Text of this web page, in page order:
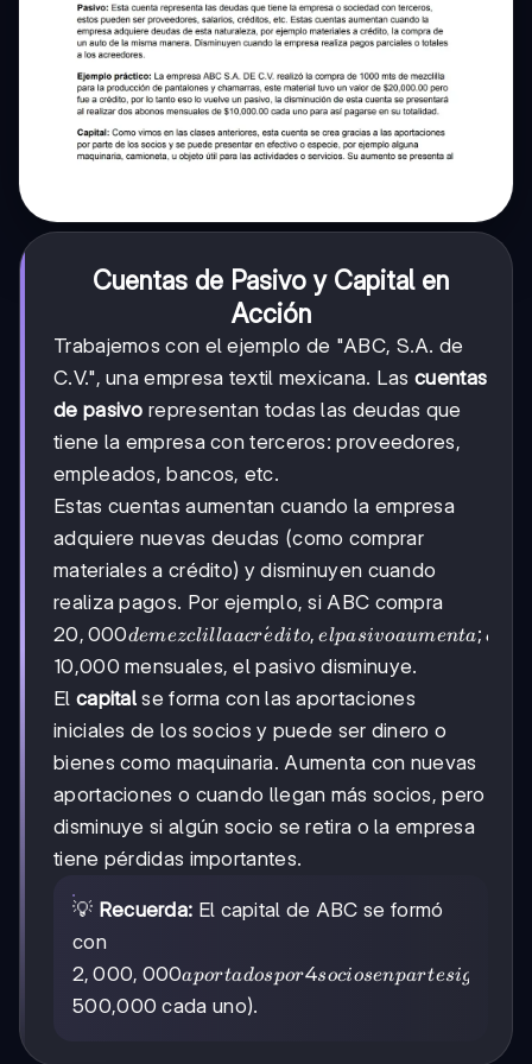
Cuentas de Pasivo y Capital en
Acción
Trabajemos con el ejemplo de "ABC, S.A. de
C.V.", una empresa textil mexicana. Las cuentas
de pasivo representan todas las deudas que
tiene la empresa con terceros: proveedores,
empleados, bancos, etc.
Estas cuentas aumentan cuando la empresa
adquiere nuevas deudas (como comprar
materiales a crédito) y disminuyen cuando
realiza pagos. Por ejemplo, si ABC compra
20,000
de
mezclilla
a
crédito,
el pasivo
aumenta;
cuando
paga
20, 000demezclillaacre
ˊdito, elpasivoaumenta; c
10,000 mensuales, el pasivo disminuye.
El capital se forma con las aportaciones
iniciales de los socios y puede ser dinero o
bienes como maquinaria. Aumenta con nuevas
aportaciones o cuando llegan más socios, pero
disminuye si algún socio se retira o la empresa
tiene pérdidas importantes.
💡 Recuerda: El capital de ABC se formó
con
2,000,000
aportados
por 4
2, 000, 000aportadospor4sociosenpartesigu
500,000 cada uno).